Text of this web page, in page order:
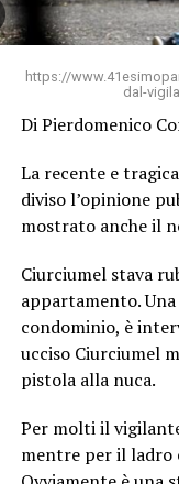
https://
dal-
Di Pierdomenico
La recente e
diviso l’opinione
mostrato anche il
Ciurciumel stava
appartamento.
condominio, è
ucciso Ciurciumel
pistola alla nuca.
Per molti il
mentre per il ladro